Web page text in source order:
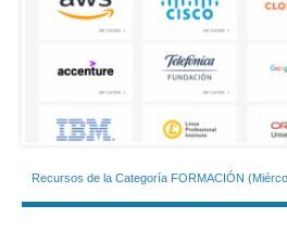
Recursos de la Categoría FORMACIÓN